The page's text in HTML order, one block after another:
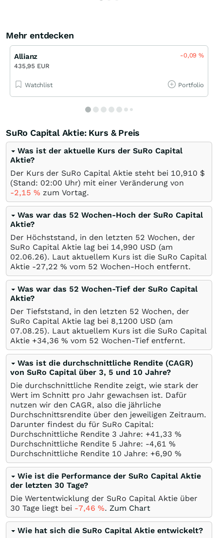
Mehr entdecken
Allianz
435,95 EUR
-0,09%
Watchlist Portfolio
SuRo Capital Aktie: Kurs & Preis
Was ist der aktuelle Kurs der SuRo Capital
Aktie?
Der Kurs der SuRo Capital Aktie steht bei 10,910 $
(Stand: 02:00 Uhr) mit einer Veränderung von
-2,15 % zum Vortag.
Was war das 52 Wochen-Hoch der SuRo Capital
Aktie?
Der Höchststand, in den letzten 52 Wochen, der
SuRo Capital Aktie lag bei 14,990 USD (am
02.06.26). Laut aktuellem Kurs ist die SuRo Capital
Aktie -27,22 % vom 52 Wochen-Hoch entfernt.
Was war das 52 Wochen-Tief der SuRo Capital
Aktie?
Der Tiefststand, in den letzten 52 Wochen, der
SuRo Capital Aktie lag bei 8,1200 USD (am
07.08.25). Laut aktuellem Kurs ist die SuRo Capital
Aktie +34,36 % vom 52 Wochen-Tief entfernt.
Was ist die durchschnittliche Rendite (CAGR)
von SuRo Capital über 3, 5 und 10 Jahre?
Die durchschnittliche Rendite zeigt, wie stark der
Wert im Schnitt pro Jahr gewachsen ist. Dafür
nutzen wir den CAGR, also die jährliche
Durchschnittsrendite über den jeweiligen Zeitraum.
Darunter findest du für SuRo Capital:
Durchschnittliche Rendite 3 Jahre: +41,33 %
Durchschnittliche Rendite 5 Jahre: -4,61 %
Durchschnittliche Rendite 10 Jahre: +6,90 %
Wie ist die Performance der SuRo Capital Aktie
der letzten 30 Tage?
Die Wertentwicklung der SuRo Capital Aktie über
30 Tage liegt bei -7,46 %. Zum Chart
Wie hat sich die SuRo Capital Aktie entwickelt?